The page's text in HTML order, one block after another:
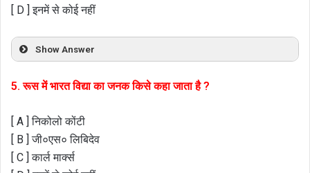
[ D ] इनमें से कोई नहीं
Show Answer
5. रूस में भारत विद्या का जनक किसे कहा जाता है ?
[ A ] निकोलो कोंटी
[ B ] जी०एस० लिबिदेव
[ C ] कार्ल मार्क्स